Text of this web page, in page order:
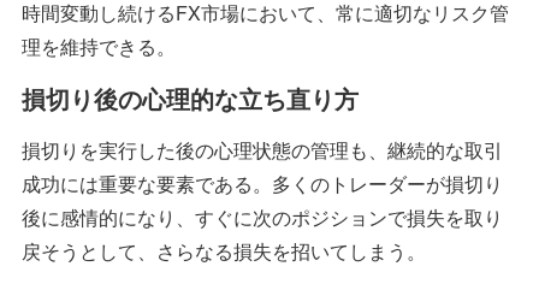
時間変動し続けるFX市場において、常に適切なリスク管
理を維持できる。
損切り後の心理的な立ち直り方
損切りを実行した後の心理状態の管理も、継続的な取引
成功には重要な要素である。多くのトレーダーが損切り
後に感情的になり、すぐに次のポジションで損失を取り
戻そうとして、さらなる損失を招いてしまう。